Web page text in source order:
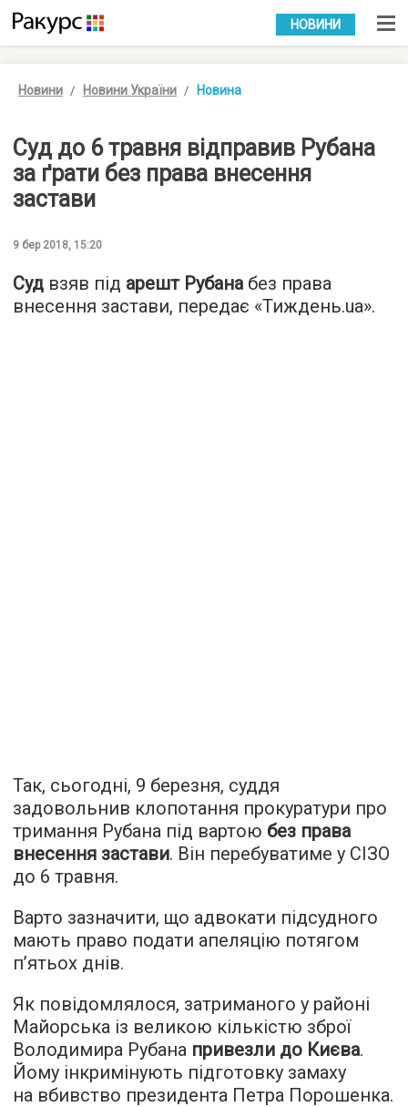
УКР РУС
НОВИНИ
Новини Новини України Новина
Суд до 6 травня відправив Рубана
за ґрати без права внесення
застави
9 бер 2018, 15:20
Суд взяв під арешт Рубанабез права
внесення застави, передає «Тиждень.ua».
Так, сьогодні, 9 березня, суддя
задовольнив клопотання прокуратури про
тримання Рубана під вартою без права
внесення застави. Він перебуватиме у СІЗО
до 6 травня.
Варто зазначити, що адвокати підсудного
мають право подати апеляцію потягом
п’ятьох днів.
Як повідомлялося, затриманого у районі
Майорська із великою кількістю зброї
Володимира Рубана привезли до Києва.
Йому інкримінують підготовку замаху
на вбивство президента Петра Порошенка.